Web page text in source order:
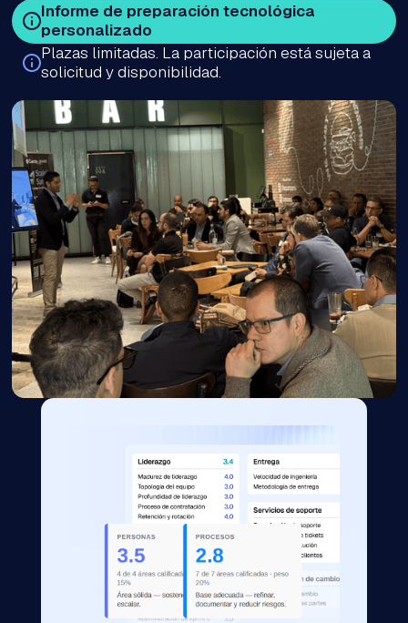
Informe de preparación tecnológica
personalizado
Plazas limitadas. La participación está sujeta a
solicitud y disponibilidad.